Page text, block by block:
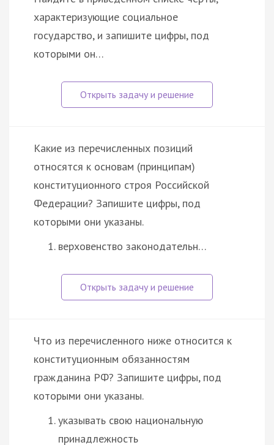
характеризующие социальное
государство, и запишите цифры, под
которыми он…
Какие из перечисленных позиций
относятся к основам (принципам)
конституционного строя Российской
Федерации? Запишите цифры, под
которыми они указаны.
верховенство законодательн…
Что из перечисленного ниже относится к
конституционным обязанностям
гражданина РФ? Запишите цифры, под
которыми они указаны.
указывать свою национальную
принадлежность